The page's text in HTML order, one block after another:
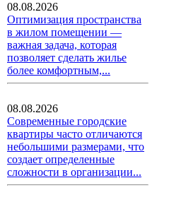
08.08.2026
Оптимизация пространства
в жилом помещении —
важная задача, которая
позволяет сделать жилье
более комфортным,...
08.08.2026
Современные городские
квартиры часто отличаются
небольшими размерами, что
создает определенные
сложности в организации...